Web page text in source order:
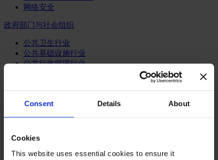
Consent Details About
Cookies
This website uses essential cookies to ensure it
网络安全
政府部门与社会组织
公共卫生行业
公共基础设施行业
公共行政管理行业
文化、艺术和体育行业
消费品行业